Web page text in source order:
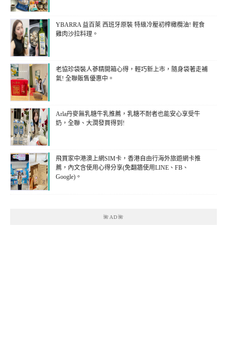
YBARRA 益百萊 西班牙原裝 特級冷壓初榨橄欖油! 輕食
雞肉沙拉料理。
老協珍袋裝人蔘精開箱心得，輕巧新上市，隨身袋著走補
氣! 全聯販售優惠中。
Arla丹麥無乳糖牛乳推薦，乳糖不耐者也能安心享受牛
奶，全聯、大潤發買得到!
飛買家中港澳上網SIM卡，香港自由行海外旅遊網卡推
薦，內文含使用心得分享(免翻牆使用LINE、FB、
Google)。
🌺AD🌺